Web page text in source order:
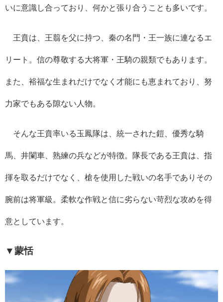
いに意識し合っており、何かと張り合うことも多いです。
王賁は、王翦を父に持つ、秦の名門・王一族に連なるエ
リート。信の尊敬する大将軍・王騎の親類でもあります。
また、裕福な生まれだけでなく才能にも恵まれており、努
力家でもある隙ない人物。
そんな王賁率いる玉鳳隊は、統一された鎧、優秀な騎
馬、井闌車、熟練の兵などが特徴。隊長である王賁は、指
揮を取るだけでなく、槍を使用した戦いの名手でありその
腕前は将軍級。柔軟な作戦と信に劣らない苛烈な攻めを得
意としています。
▼蒙恬